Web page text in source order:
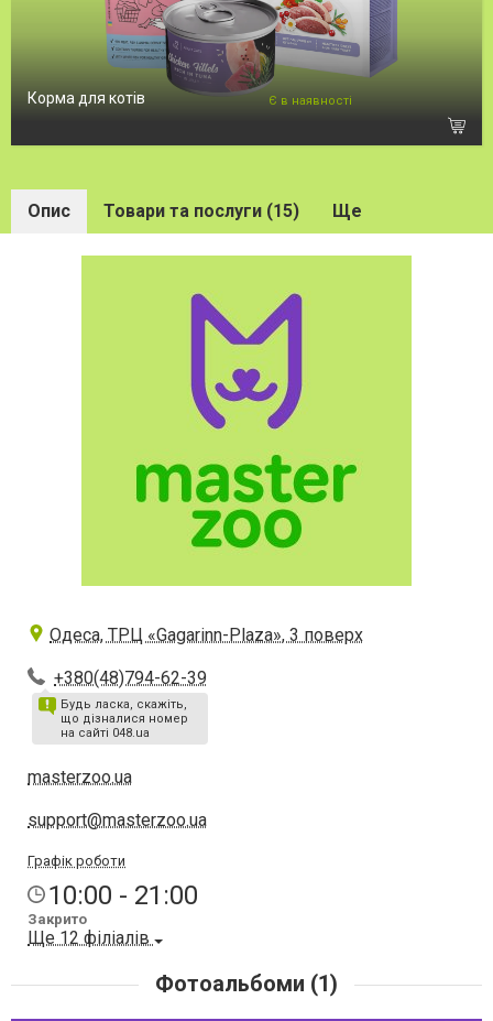
Корма для котів Є в наявності
Опис Товари та послуги (15) Ще
Одеса, ТРЦ «Gagarinn-Plaza», 3 поверх
+380(48)794-62-39
Будь ласка, скажіть,
що дізналися номер
на сайті 048.ua
masterzoo.ua
support@masterzoo.ua
Графік роботи
10:00 - 21:00
Закрито
Ще 12 філіалів
Фотоальбоми (1)